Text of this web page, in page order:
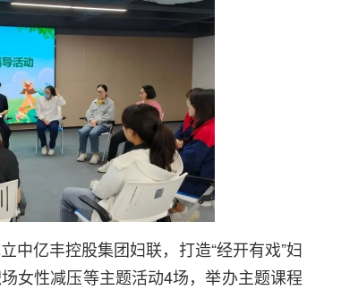
中亿丰控股集团妇联，打造“经开有戏”妇
女性减压等主题活动4场，举办主题课程